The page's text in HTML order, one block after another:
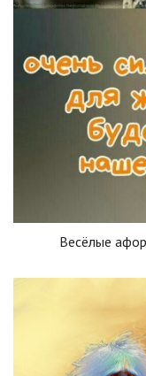
Весёлые